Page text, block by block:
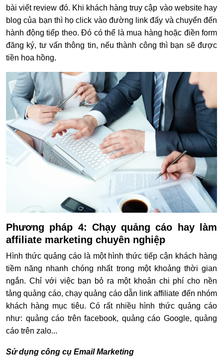
bài viết review đó. Khi khách hàng truy cập vào website hay
blog của bạn thì họ click vào đường link đấy và chuyển đến
hành động tiếp theo. Đó có thể là mua hàng hoặc điền form
đăng ký, tư vấn thông tin, nếu thành công thì bạn sẽ được
tiền hoa hồng.
Phương pháp 4: Chạy quảng cáo hay làm
affiliate marketing chuyên nghiệp
Hình thức quảng cáo là một hình thức tiếp cận khách hàng
tiềm năng nhanh chóng nhất trong một khoảng thời gian
ngắn. Chỉ với việc bạn bỏ ra một khoản chi phí cho nền
tảng quảng cáo, chạy quảng cáo dẫn link affiliate đến nhóm
khách hàng mục tiêu. Có rất nhiều hình thức quảng cáo
như: quảng cáo trên facebook, quảng cáo Google, quảng
cáo trên zalo...
Sử dụng công cụ Email Marketing